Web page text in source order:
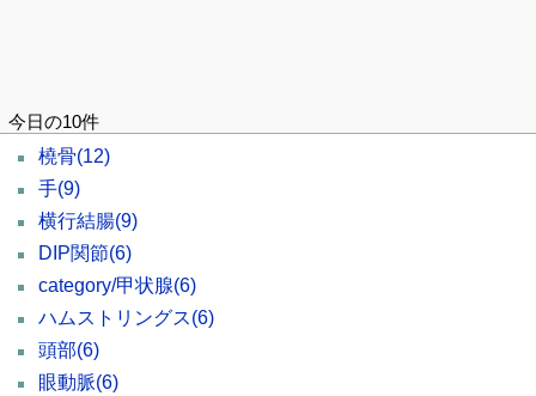
今日の10件
橈骨(12)
手(9)
横行結腸(9)
DIP関節(6)
category/甲状腺(6)
ハムストリングス(6)
頭部(6)
眼動脈(6)